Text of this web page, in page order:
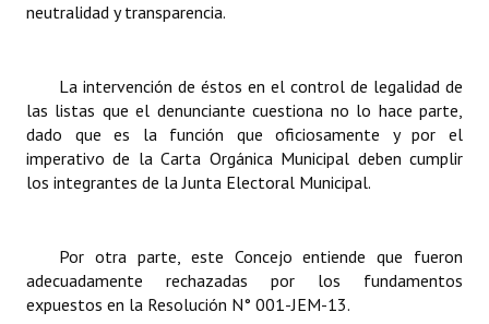
neutralidad y transparencia.
La intervención de éstos en el control de legalidad de
las listas que el denunciante cuestiona no lo hace parte,
dado que es la función que oficiosamente y por el
imperativo de la Carta Orgánica Municipal deben cumplir
los integrantes de la Junta Electoral Municipal.
Por otra parte, este Concejo entiende que fueron
adecuadamente rechazadas por los fundamentos
expuestos en la Resolución N° 001-JEM-13.